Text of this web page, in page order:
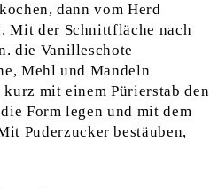
dann vom Herd
Mit der Schnittfläche nach
die Vanilleschote
Mehl und Mandeln
mit einem Pürierstab den
Form legen und mit dem
Puderzucker bestäuben,